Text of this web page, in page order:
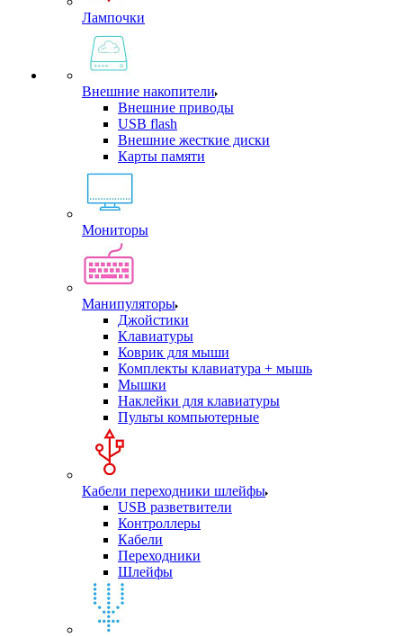
Лампочки
Внешние накопители
Внешние приводы
USB flash
Внешние жесткие диски
Карты памяти
Мониторы
Манипуляторы
Джойстики
Клавиатуры
Коврик для мыши
Комплекты клавиатура + мышь
Мышки
Наклейки для клавиатуры
Пульты компьютерные
Кабели переходники шлейфы
USB разветвители
Контроллеры
Кабели
Переходники
Шлейфы